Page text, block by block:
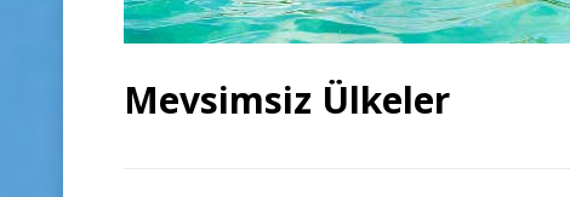
Mevsimsiz Ülkeler